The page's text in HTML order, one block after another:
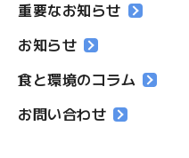
重要なお知らせ
お知らせ
食と環境のコラム
お問い合わせ